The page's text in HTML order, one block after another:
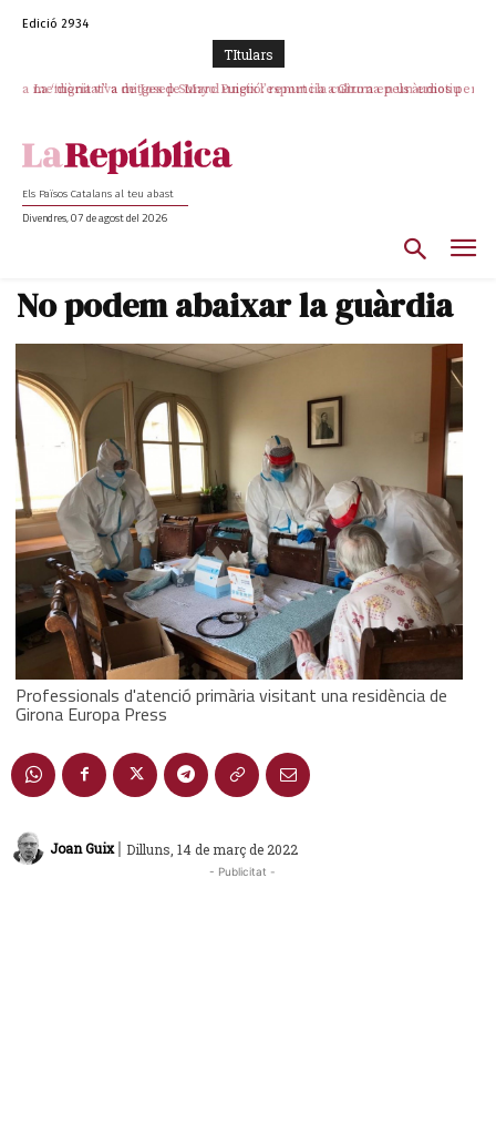
Edició 2934
TItulars
La “dignitat” a mitges de Marc Puigtió: renuncia a Girona pels àudios però
Els Països Catalans al teu abast
Divendres, 07 de agost del 2026
No podem abaixar la guàrdia
Professionals d'atenció primària visitant una residència de
Girona Europa Press
Joan Guix | Dilluns, 14 de març de 2022
- Publicitat -